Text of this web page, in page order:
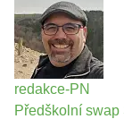
redakce-PN
Předškolní swap